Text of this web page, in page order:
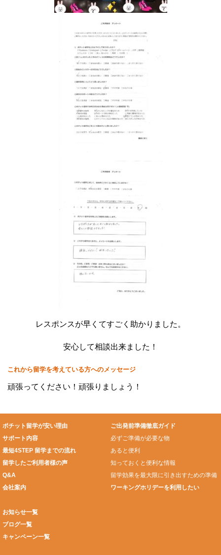
レスポンスが早くてすごく助かりました。
安心して相談出来ました！
これから留学を考えている方へのメッセージ
頑張ってください！頑張りましょう！
ポチット留学が安い理由
サポート内容
最短4STEP 留学までの流れ
留学したご利用者様の声
Q&A
会社案内
ご出発前準備徹底ガイド
必ずご準備が必要な物
あると便利
知っておくと便利な情報
留学効果を最大限に引き出すための準備
ワーキングホリデーを利用したい
お知らせ一覧
ブログ一覧
キャンペーン一覧